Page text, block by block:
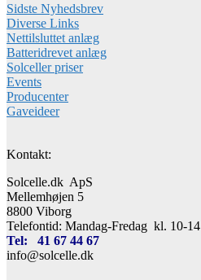
Sidste Nyhedsbrev
Diverse Links
Nettilsluttet anlæg
Batteridrevet anlæg
Solceller priser
Events
Producenter
Gaveideer
Kontakt:
Solcelle.dk ApS
Mellemhøjen 5
8800 Viborg
Telefontid: Mandag-Fredag kl. 10-14
Tel: 41 67 44 67
info@solcelle.dk